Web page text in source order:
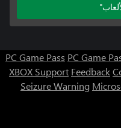
PC Game Pass PC Game
XBOX Support Feedback
Seizure Warning